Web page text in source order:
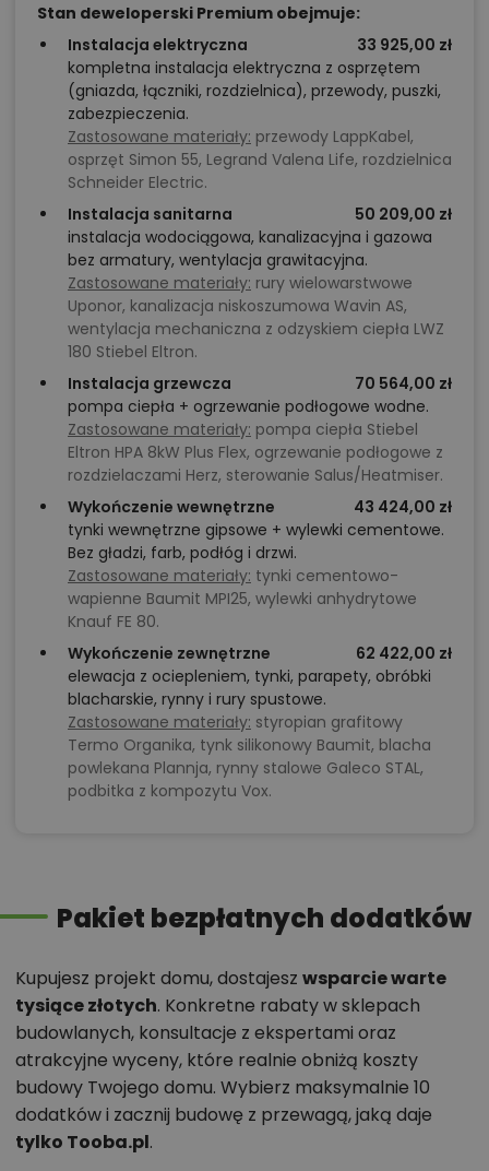
Zadzwoń52 384 49 90lub NAPISZ
Stan deweloperski Premium obejmuje:
Instalacja elektryczna
33 925,00 zł
kompletna instalacja elektryczna z osprzętem
(gniazda, łączniki, rozdzielnica), przewody, puszki,
zabezpieczenia.
Zastosowane materiały: przewody LappKabel,
osprzęt Simon 55, Legrand Valena Life, rozdzielnica
Schneider Electric.
Instalacja sanitarna
50 209,00 zł
instalacja wodociągowa, kanalizacyjna i gazowa
bez armatury, wentylacja grawitacyjna.
Zastosowane materiały: rury wielowarstwowe
Uponor, kanalizacja niskoszumowa Wavin AS,
wentylacja mechaniczna z odzyskiem ciepła LWZ
180 Stiebel Eltron.
Instalacja grzewcza
70 564,00 zł
pompa ciepła + ogrzewanie podłogowe wodne.
Zastosowane materiały: pompa ciepła Stiebel
Eltron HPA 8kW Plus Flex, ogrzewanie podłogowe z
rozdzielaczami Herz, sterowanie Salus/Heatmiser.
Wykończenie wewnętrzne
43 424,00 zł
tynki wewnętrzne gipsowe + wylewki cementowe.
Bez gładzi, farb, podłóg i drzwi.
Zastosowane materiały: tynki cementowo-
wapienne Baumit MPI25, wylewki anhydrytowe
Knauf FE 80.
Wykończenie zewnętrzne
62 422,00 zł
elewacja z ociepleniem, tynki, parapety, obróbki
blacharskie, rynny i rury spustowe.
Zastosowane materiały: styropian grafitowy
Termo Organika, tynk silikonowy Baumit, blacha
powlekana Plannja, rynny stalowe Galeco STAL,
podbitka z kompozytu Vox.
Pakiet bezpłatnych dodatków
Kupujesz projekt domu, dostajesz wsparcie warte
tysiące złotych. Konkretne rabaty w sklepach
budowlanych, konsultacje z ekspertami oraz
atrakcyjne wyceny, które realnie obniżą koszty
budowy Twojego domu. Wybierz maksymalnie 10
dodatków i zacznij budowę z przewagą, jaką daje
tylko Tooba.pl.